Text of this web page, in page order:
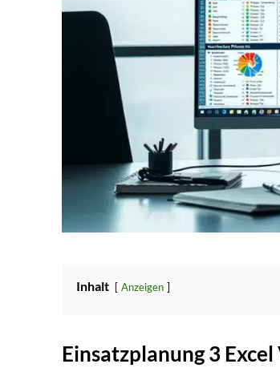
Inhalt Anzeigen
Einsatzplanung 3